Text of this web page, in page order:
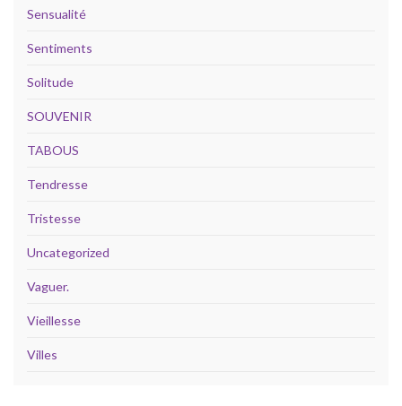
Sensualité
Sentiments
Solitude
SOUVENIR
TABOUS
Tendresse
Tristesse
Uncategorized
Vaguer.
Vieillesse
Villes